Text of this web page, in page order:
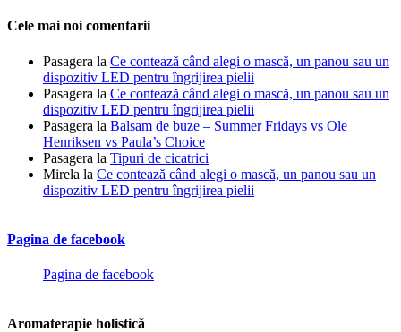
Cele mai noi comentarii
Pasagera la Ce contează când alegi o mască, un panou sau un
dispozitiv LED pentru îngrijirea pielii
Pasagera la Ce contează când alegi o mască, un panou sau un
dispozitiv LED pentru îngrijirea pielii
Pasagera la Balsam de buze – Summer Fridays vs Ole
Henriksen vs Paula’s Choice
Pasagera la Tipuri de cicatrici
Mirela la Ce contează când alegi o mască, un panou sau un
dispozitiv LED pentru îngrijirea pielii
Pagina de facebook
Pagina de facebook
Aromaterapie holistică